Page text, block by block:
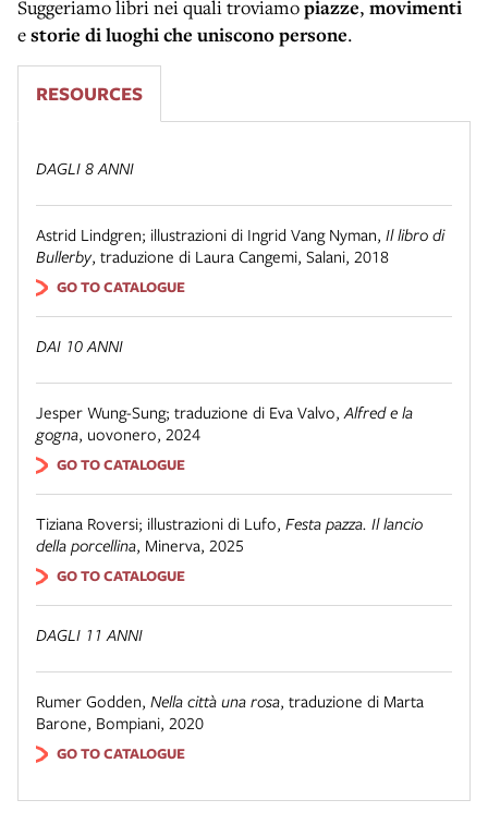
Suggeriamo libri nei quali troviamopiazze, movimenti
estorie di luoghi che uniscono persone.
RESOURCES
DAGLI 8 ANNI
Astrid Lindgren; illustrazioni di Ingrid Vang Nyman, Il libro di
Bullerby, traduzione di Laura Cangemi, Salani, 2018
GO TO CATALOGUE
DAI 10 ANNI
Jesper Wung-Sung; traduzione di Eva Valvo, Alfred e la
gogna, uovonero, 2024
GO TO CATALOGUE
Tiziana Roversi; illustrazioni di Lufo, Festa pazza. Il lancio
della porcellina, Minerva, 2025
GO TO CATALOGUE
DAGLI 11 ANNI
Rumer Godden, Nella città una rosa, traduzione di Marta
Barone, Bompiani, 2020
GO TO CATALOGUE